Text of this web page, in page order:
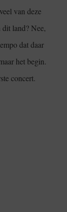
van deze
dit land? Nee,
dat daar
het begin.
concert.